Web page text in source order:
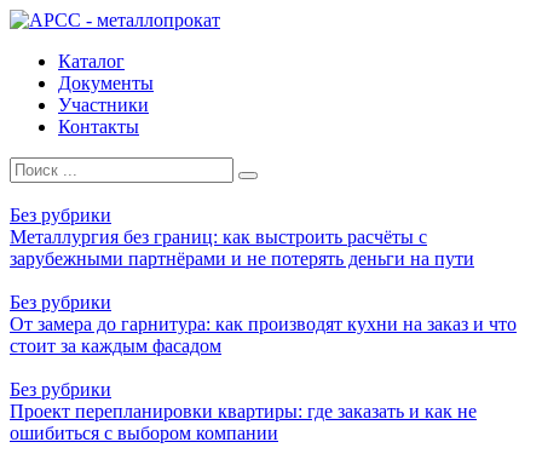
Перейти
контентуКаталог
Документы
Участники
Контакты
Search
for:
Без рубрики
Металлургия без границ: как выстроить расчёты с
зарубежными партнёрами и не потерять деньги на пути
Без рубрики
От замера до гарнитура: как производят кухни на заказ и что
стоит за каждым фасадом
Без рубрики
Проект перепланировки квартиры: где заказать и как не
ошибиться с выбором компании